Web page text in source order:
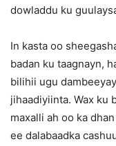
dowladdu ku
In kasta oo
badan ku taagnayn,
bilihii ugu
jihaadiyiinta. Wax ku
maxalli ah oo ka
ee dalabaadka